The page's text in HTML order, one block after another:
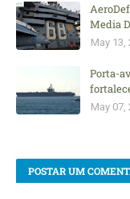
Media
May 13,
Porta-
May 07,
POSTAR UM